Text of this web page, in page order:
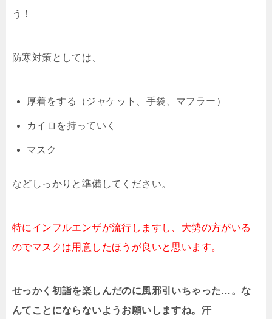
う！
防寒対策としては、
厚着をする（ジャケット、手袋、マフラー）
カイロを持っていく
マスク
などしっかりと準備してください。
特にインフルエンザが流行しますし、大勢の方がいる
のでマスクは用意したほうが良いと思います。
せっかく初詣を楽しんだのに風邪引いちゃった…。な
んてことにならないようお願いしますね。汗